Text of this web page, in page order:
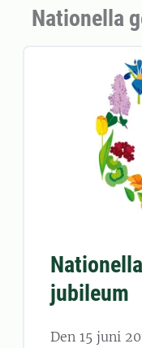
Nationella
jubileum
Den 15 juni